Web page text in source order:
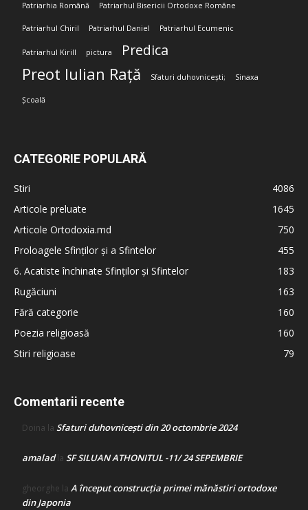
Patriarhia Română Patriarhul Bisericii Ortodoxe Române
Patriarhul Chiril Patriarhul Daniel Patriarhul Ecumenic
Patriarhul Kirill pictura Predica
Preot Iulian Rață Sfaturi duhovnicești; Sinaxa
Școală
CATEGORIE POPULARĂ
Stiri
4086
Articole preluate
1645
Articole Ortodoxia.md
750
Proloagele Sfinților și a Sfintelor
455
6. Acatiste închinate Sfinților și Sfintelor
183
Rugăciuni
163
Fără categorie
160
Poezia religioasă
160
Stiri religioase
79
Comentarii recente
Doina la Sfaturi duhovnicești din 20 octombrie 2024
amaladla SF SILUAN ATHONITUL -11/ 24 SEPEMBRIE
gheorghe la A început construcţia primei mănăstiri ortodoxe
din Japonia